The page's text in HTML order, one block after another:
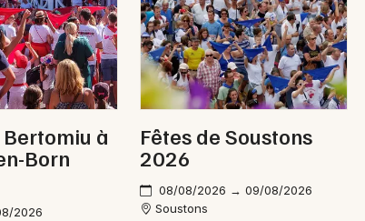
40 - Landes
Choisir mes départements
Mon email
Je m'abonne
à
Born
2026
Fêtes de Soustons
2026
08/08/2026 → 09/08/2026
Soustons